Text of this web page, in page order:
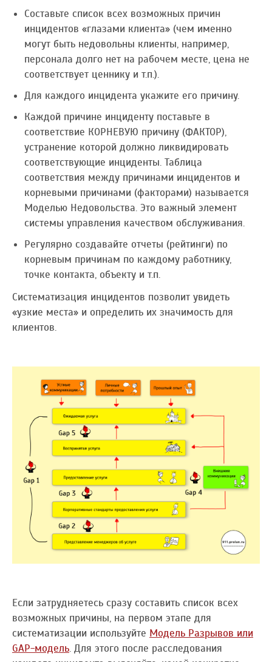
Составьте список всех возможных причин
инцидентов «глазами клиента» (чем именно
могут быть недовольны клиенты, например,
персонала долго нет на рабочем месте, цена не
соответствует ценнику и т.п.).
Для каждого инцидента укажите его причину.
Каждой причине инциденту поставьте в
соответствие КОРНЕВУЮ причину (ФАКТОР),
устранение которой должно ликвидировать
соответствующие инциденты. Таблица
соответствия между причинами инцидентов и
корневыми причинами (факторами) называется
Моделью Недовольства. Это важный элемент
системы управления качеством обслуживания.
Регулярно создавайте отчеты (рейтинги) по
корневым причинам по каждому работнику,
точке контакта, объекту и т.п.
Систематизация инцидентов позволит увидеть
«узкие места» и определить их значимость для
клиентов.
Если затрудняетесь сразу составить список всех
возможных причины, на первом этапе для
систематизации используйте Модель Разрывов или
GAP-модель. Для этого после расследования